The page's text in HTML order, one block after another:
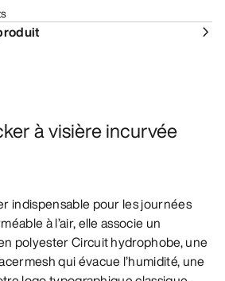
à visière incurvée
indispensable pour les journées
à l’air, elle associe un
polyester Circuit hydrophobe, une
qui évacue l’humidité, une